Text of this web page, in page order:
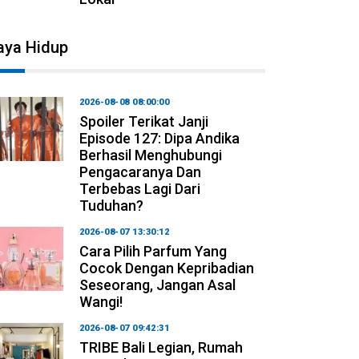
Hidup
2026-08-08 08:00:00
Spoiler Terikat Janji
Episode 127: Dipa Andika
Berhasil Menghubungi
Pengacaranya Dan
Terbebas Lagi Dari
Tuduhan?
2026-08-07 13:30:12
Cara Pilih Parfum Yang
Cocok Dengan Kepribadian
Seseorang, Jangan Asal
Wangi!
2026-08-07 09:42:31
TRIBE Bali Legian, Rumah